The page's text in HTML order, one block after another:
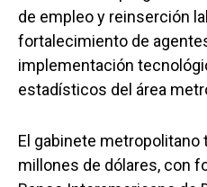
de empleo y reinserción
fortalecimiento de
implementación
estadísticos del área
El gabinete metropolitano
millones de dólares, con